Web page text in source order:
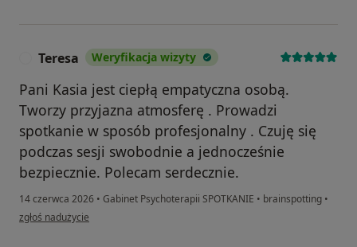
Teresa Weryfikacja wizyty
Pani Kasia jest ciepłą empatyczna osobą.
Tworzy przyjazna atmosferę . Prowadzi
spotkanie w sposób profesjonalny . Czuję się
podczas sesji swobodnie a jednocześnie
bezpiecznie. Polecam serdecznie.
14 czerwca 2026 • Gabinet Psychoterapii SPOTKANIE • brainspotting •
w opinii użytkownika Teresa
zgłoś nadużycie